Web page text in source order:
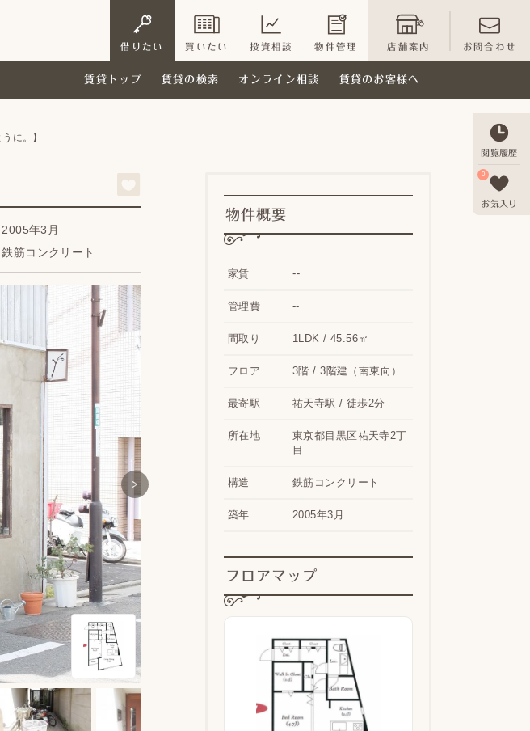
借りたい 買いたい 投資相談 物件管理 店舗案内 お問合わせ
賃貸トップ 賃貸の検索 オンライン相談 賃貸のお客様へ
閲覧履歴
0
お気入り
に。】
2005年3月
鉄筋コンクリート
物件概要
家賃 --
管理費 --
間取り 1LDK / 45.56㎡
フロア 3階 / 3階建（南東向）
最寄駅 祐天寺駅 / 徒歩2分
所在地
東京都目黒区祐天寺2丁
目
構造 鉄筋コンクリート
築年 2005年3月
フロアマップ